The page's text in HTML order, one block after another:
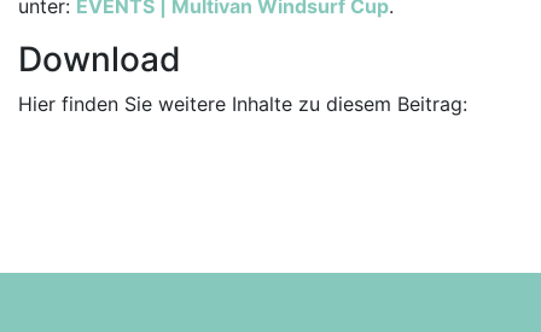
unter: EVENTS | Multivan Windsurf Cup.
Download
Hier finden Sie weitere Inhalte zu diesem Beitrag: